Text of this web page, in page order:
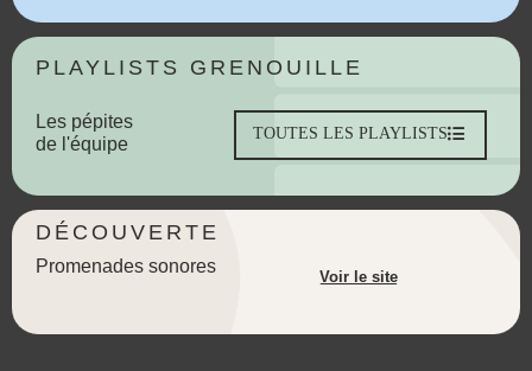
PLAYLISTS GRENOUILLE
Les pépites
de l'équipe
TOUTES LES PLAYLISTS
DÉCOUVERTE
Promenades sonores
Voir le site